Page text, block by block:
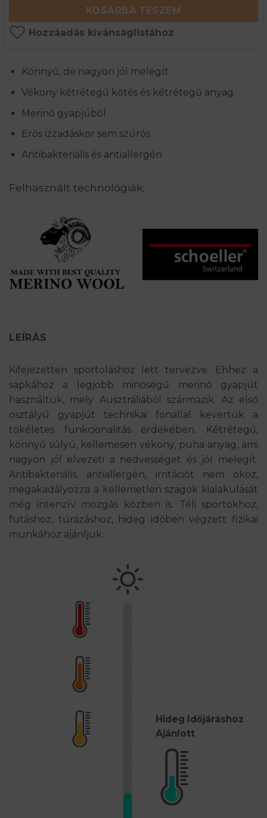
KOSÁRBA TESZEM
Hozzáadás kívánságlistához
Könnyű, de nagyon jól melegít
Vékony kétrétegű kötés és kétrétegű anyag
Merinó gyapjúból
Erős izzadáskor sem szúrós
Antibakteriális és antiallergén
Felhasznált technológiák:
LEÍRÁS
Kifejezetten sportoláshoz lett tervezve. Ehhez a
sapkához a legjobb minőségű merinó gyapjút
használtuk, mely Ausztráliából származik. Az első
osztályú gyapjút technikai fonallal kevertük a
tökéletes funkcionalitás érdekében. Kétrétegű,
könnyű súlyú, kellemesen vékony, puha anyag, ami
nagyon jól elvezeti a nedvességet és jól melegít.
Antibakteriális, antiallergén, irritációt nem okoz,
megakadályozza a kellemetlen szagok kialakulását
még intenzív mozgás közben is. Téli sportokhoz,
futáshoz, túrázáshoz, hideg időben végzett fizikai
munkához ajánljuk.
Hideg Időjáráshoz
Ajánlott